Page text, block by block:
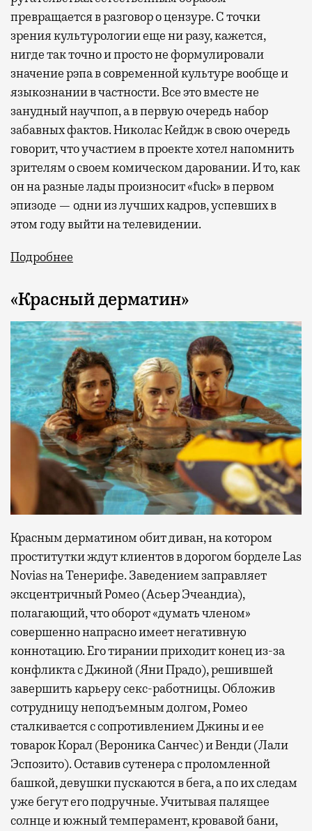
превращается в разговор о цензуре. С точки
зрения культурологии еще ни разу, кажется,
нигде так точно и просто не формулировали
значение рэпа в современной культуре вообще и
языкознании в частности. Все это вместе не
занудный научпоп, а в первую очередь набор
забавных фактов. Николас Кейдж в свою очередь
говорит, что участием в проекте хотел напомнить
зрителям о своем комическом даровании. И то, как
он на разные лады произносит «fuck»в первом
эпизоде — одни из лучших кадров, успевших в
этом году выйти на телевидении.
Подробнее
«Красный дерматин»
Красным дерматином обит диван, на котором
проститутки ждут клиентов в дорогом борделе Las
Novias на Тенерифе. Заведением заправляет
эксцентричный Ромео (Асьер Эчеандиа),
полагающий, что оборот «думать членом»
совершенно напрасно имеет негативную
коннотацию. Его тирании приходит конец из-за
конфликта с Джиной (Яни Прадо), решившей
завершить карьеру секс-работницы. Обложив
сотрудницу неподъемным долгом, Ромео
сталкивается с сопротивлением Джины и ее
товарок Корал (Вероника Санчес) и Венди (Лали
Эспозито). Оставив сутенера с проломленной
башкой, девушки пускаются в бега, а по их следам
уже бегут его подручные. Учитывая палящее
солнце и южный темперамент, кровавой бани,